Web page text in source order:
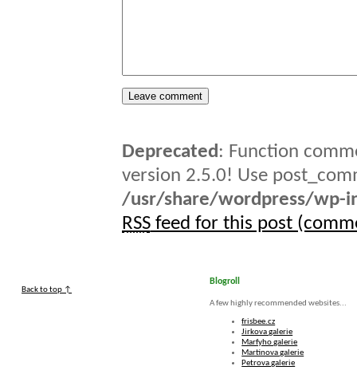
Deprecated: Function
version 2.5.0! Use
/usr/share/wordpress/wp-
RSSfeed for this post
Back to top ↑
Blogroll
A few highly recommended websites...
frisbee.cz
Jirkova galerie
Marfyho galerie
Martinova galerie
Petrova galerie